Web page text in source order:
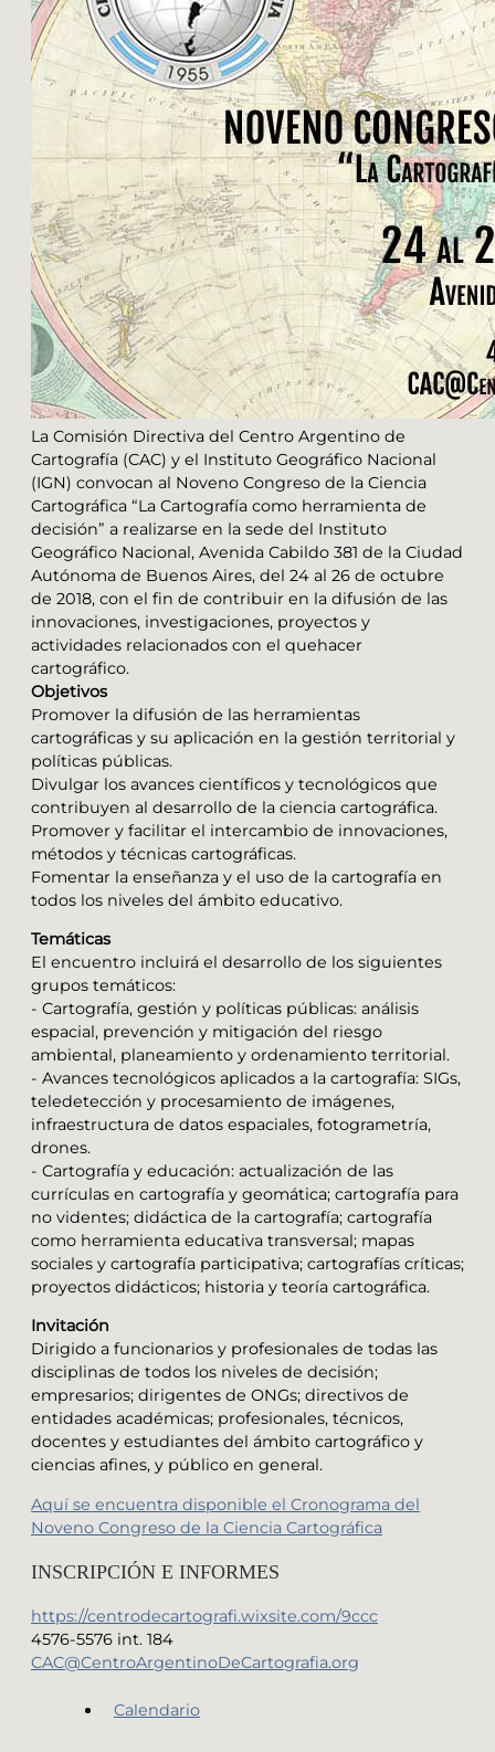
La Comisión Directiva del Centro Argentino de
Cartografía (CAC) y el Instituto Geográfico Nacional
(IGN) convocan al Noveno Congreso de la Ciencia
Cartográfica “La Cartografía como herramienta de
decisión” a realizarse en la sede del Instituto
Geográfico Nacional, Avenida Cabildo 381 de la Ciudad
Autónoma de Buenos Aires, del 24 al 26 de octubre
de 2018, con el fin de contribuir en la difusión de las
innovaciones, investigaciones, proyectos y
actividades relacionados con el quehacer
cartográfico.
Objetivos
Promover la difusión de las herramientas
cartográficas y su aplicación en la gestión territorial y
políticas públicas.
Divulgar los avances científicos y tecnológicos que
contribuyen al desarrollo de la ciencia cartográfica.
Promover y facilitar el intercambio de innovaciones,
métodos y técnicas cartográficas.
Fomentar la enseñanza y el uso de la cartografía en
todos los niveles del ámbito educativo.
Temáticas
El encuentro incluirá el desarrollo de los siguientes
grupos temáticos:
- Cartografía, gestión y políticas públicas: análisis
espacial, prevención y mitigación del riesgo
ambiental, planeamiento y ordenamiento territorial.
- Avances tecnológicos aplicados a la cartografía: SIGs,
teledetección y procesamiento de imágenes,
infraestructura de datos espaciales, fotogrametría,
drones.
- Cartografía y educación: actualización de las
currículas en cartografía y geomática; cartografía para
no videntes; didáctica de la cartografía; cartografía
como herramienta educativa transversal; mapas
sociales y cartografía participativa; cartografías críticas;
proyectos didácticos; historia y teoría cartográfica.
Invitación
Dirigido a funcionarios y profesionales de todas las
disciplinas de todos los niveles de decisión;
empresarios; dirigentes de ONGs; directivos de
entidades académicas; profesionales, técnicos,
docentes y estudiantes del ámbito cartográfico y
ciencias afines, y público en general.
Aquí se encuentra disponible el Cronograma del
Noveno Congreso de la Ciencia Cartográfica
INSCRIPCIÓN E INFORMES
https://centrodecartografi.wixsite.com/9ccc
4576-5576 int. 184
CAC@CentroArgentinoDeCartografia.org
Calendario